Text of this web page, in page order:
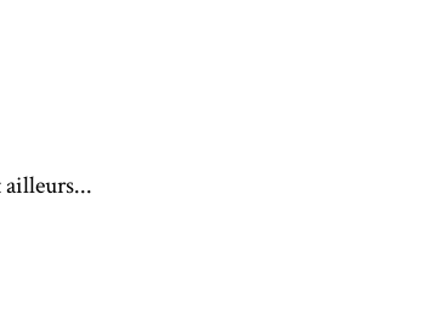
ailleurs...